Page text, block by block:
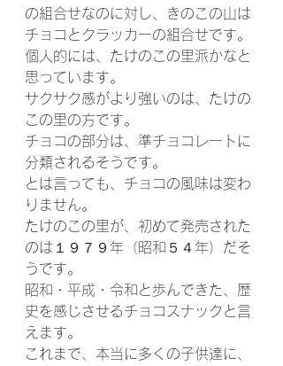
の組合せなのに対し、きのこの山は
チョコとクラッカーの組合せです。
個人的には、たけのこの里派かなと
思っています。
サクサク感がより強いのは、たけの
この里の方です。
チョコの部分は、準チョコレートに
分類されるそうです。
とは言っても、チョコの風味は変わ
りません。
たけのこの里が、初めて発売された
のは１９７９年（昭和５４年）だそ
うです。
昭和・平成・令和と歩んできた、歴
史を感じさせるチョコスナックと言
えます。
これまで、本当に多くの子供達に、